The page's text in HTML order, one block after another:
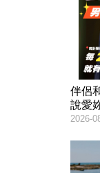
伴侶
說愛
2026-